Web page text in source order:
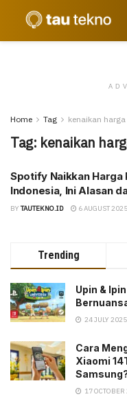
Home Tag kenaikan harga
Tag: kenaikan
Spotify Naikkan Harga
Indonesia, Ini Alasan
BY TAUTEKNO.ID 6 AUGUST 2025
Trending
Upin &
24 JULY 2025
Cara
Xiaomi
17